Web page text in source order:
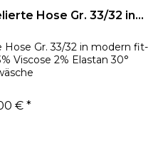
Hose Gr. 33/32 in...
Gr. 33/32 in modern fit-
Viscose 2% Elastan 30°
€ *